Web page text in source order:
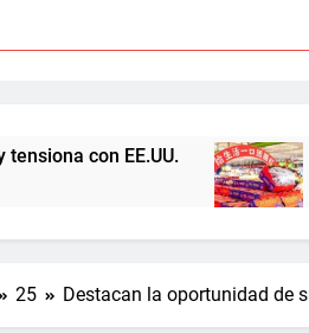
EE.UU. Chile
6 Meses Ago
25 Destacan la oportunidad de